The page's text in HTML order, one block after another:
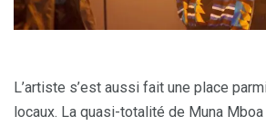
L’artiste s’est aussi fait une place
locaux. La quasi-totalité de Muna